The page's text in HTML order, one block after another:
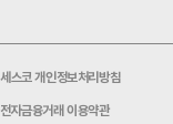
세스코 개인정보처리방침
전자금융거래 이용약관